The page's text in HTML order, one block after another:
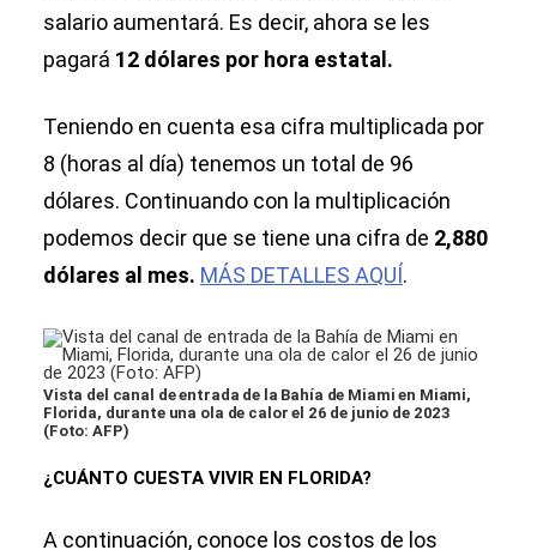
salario aumentará. Es decir, ahora se les
pagará 12 dólares por hora estatal.
Teniendo en cuenta esa cifra multiplicada por
8 (horas al día) tenemos un total de 96
dólares. Continuando con la multiplicación
podemos decir que se tiene una cifra de 2,880
dólares al mes. MÁS DETALLES AQUÍ.
Vista del canal de entrada de la Bahía de Miami en Miami,
Florida, durante una ola de calor el 26 de junio de 2023
(Foto: AFP)
¿CUÁNTO CUESTA VIVIR EN FLORIDA?
A continuación, conoce los costos de los